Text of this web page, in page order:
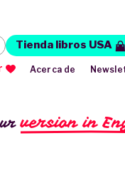
version in
Tienda libros USA
Acerca de